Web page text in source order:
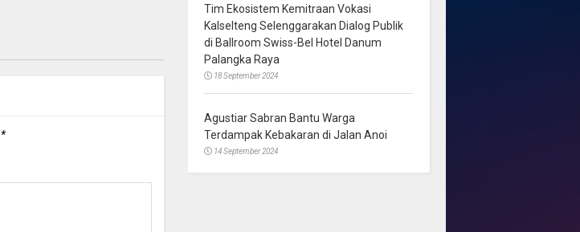
*
Tim Ekosistem Kemitraan Vokasi
Kalselteng Selenggarakan Dialog Publik
di Ballroom Swiss-Bel Hotel Danum
Palangka Raya
18 September 2024
Agustiar Sabran Bantu Warga
Terdampak Kebakaran di Jalan Anoi
14 September 2024